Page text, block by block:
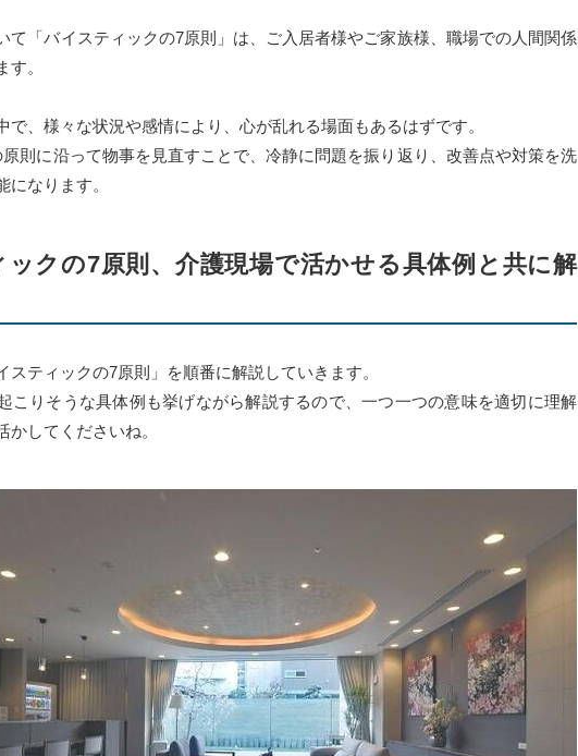
て「バイスティックの7原則」は、ご入居者様やご家族様、職場での人間関係
す。
で、様々な状況や感情により、心が乱れる場面もあるはずです。
則に沿って物事を見直すことで、冷静に問題を振り返り、改善点や対策を洗
になります。
クの7原則、介護現場で活かせる具体例と共に解
スティックの7原則」を順番に解説していきます。
こりそうな具体例も挙げながら解説するので、一つ一つの意味を適切に理解
かしてくださいね。